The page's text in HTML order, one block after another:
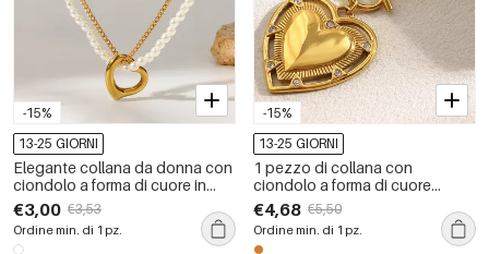
-15%
13-25 GIORNI
Elegante collana da donna con
ciondolo a forma di cuore in
acciaio inossidabile color oro
impermeabile e perla artificiale.
€3,00 €3,53
Ordine min. di 1 pz.
-15%
13-25 GIORNI
1 pezzo di collana con
ciondolo a forma di cuore
delicato in acciaio inossidabile
impermeabile color oro da
donna
€4,68 €5,50
Ordine min. di 1 pz.